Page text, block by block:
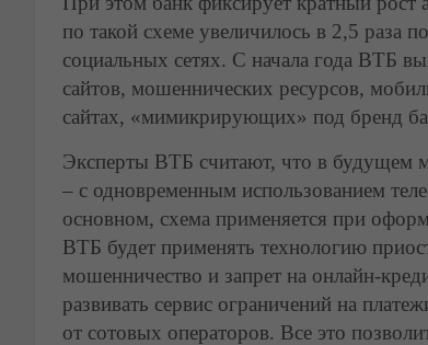
по такой схеме увеличилось в 2,5 раза
социальных сетях. С начала года ВТБ
сайтов, мошеннических ресурсов,
сайтах, «мимикрирующих» под бренд
Эксперты ВТБ считают, что в будущем
– с одновременным использованием
основном, схема применяется при
ВТБ будет применять технологию
мошенничество и запрет на онлайн-
развивать сервис ограничений на
от сотовых операторов. Все это